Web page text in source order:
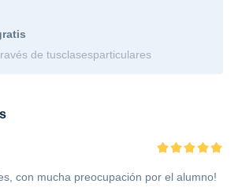
de tusclasesparticulares
con mucha preocupación por el alumno!